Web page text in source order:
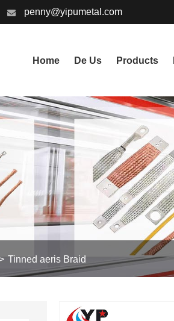
penny@yipumetal.com
Home De Us Products
Tinned aeris Braid